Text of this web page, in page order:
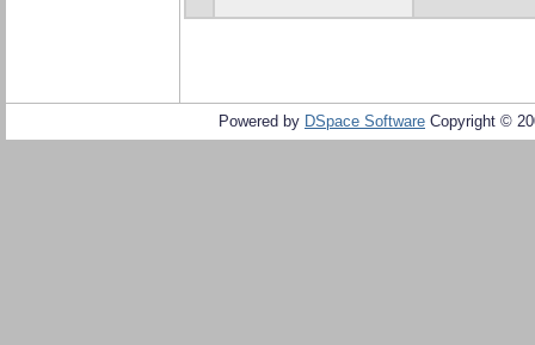
Powered by DSpace Software Copyright ©